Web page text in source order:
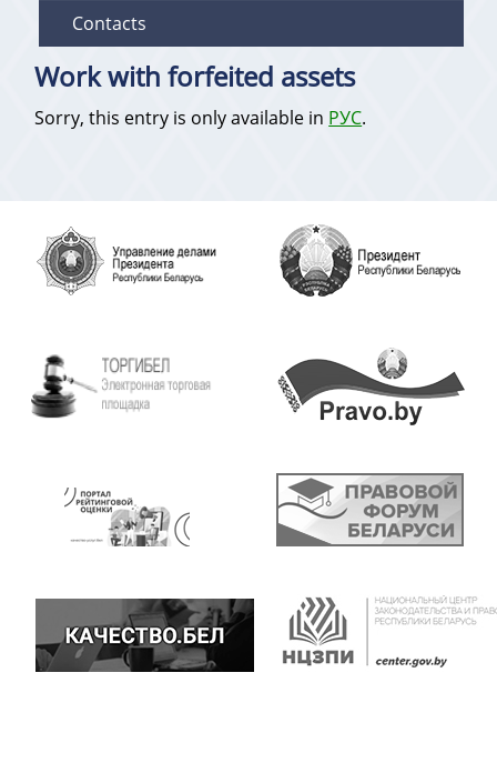
Contacts
Work with forfeited assets
Sorry, this entry is only available in РУС.